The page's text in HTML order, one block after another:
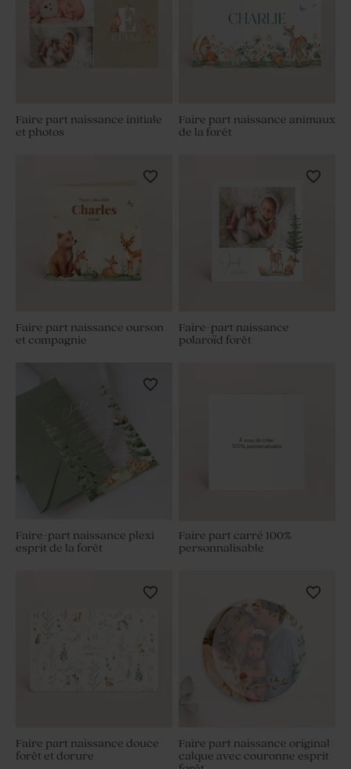
Faire part carré 100%
personnalisable
Faire part naissance initiale
et photos
Faire part naissance animaux
de la forêt
Faire part naissance ourson
et compagnie
Faire-part naissance
polaroïd forêt
Faire-part naissance plexi
esprit de la forêt
Faire part naissance douce
forêt et dorure
Faire part naissance original
calque avec couronne esprit